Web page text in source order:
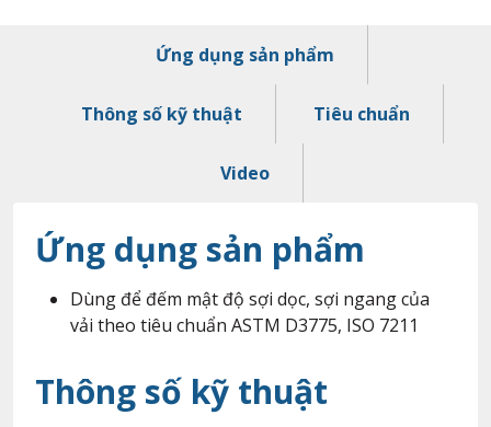
Ứng dụng sản phẩm
Thông số kỹ thuật Tiêu chuẩn
Video
Ứng dụng sản phẩm
Dùng để đếm mật độ sợi dọc, sợi ngang của
vải theo tiêu chuẩn ASTM D3775, ISO 7211
Thông số kỹ thuật